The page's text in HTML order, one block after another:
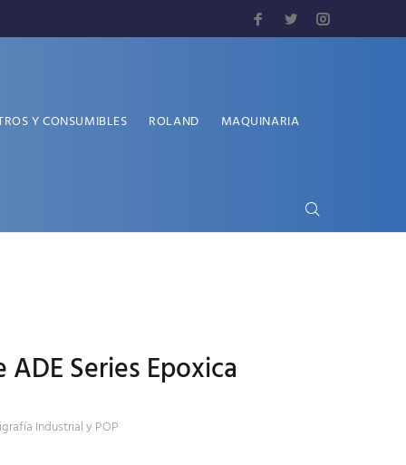
Y CONSUMIBLES ROLAND MAQUINARIA
Series Epoxica
Industrial y POP